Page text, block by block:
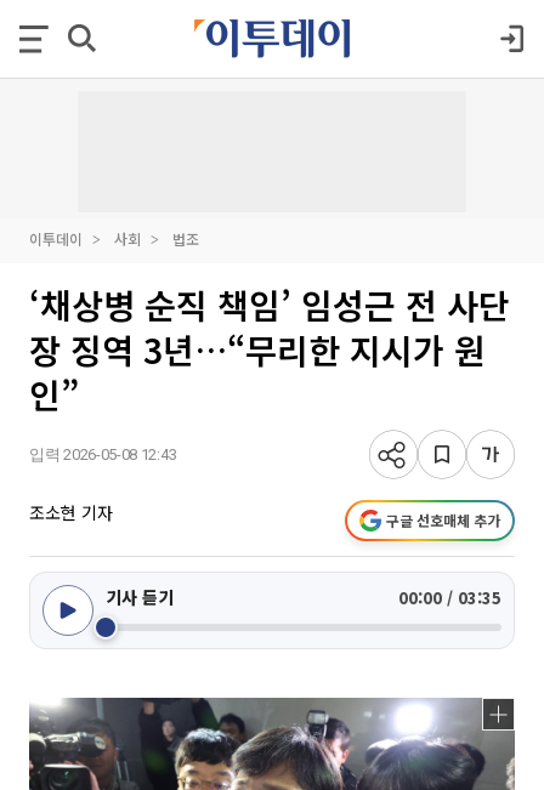
이투데이 사회 법조
‘채상병 순직 책임’ 임성근 전 사단
장 징역 3년…“무리한 지시가 원
인”
입력 2026-05-08 12:43
조소현 기자 구글 선호매체 추가
기사 듣기 00:00 / 03:35